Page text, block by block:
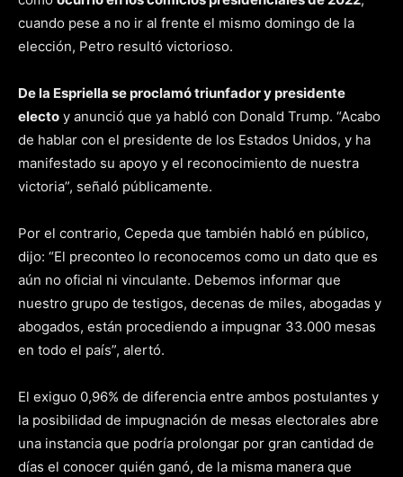
cuando pese a no ir al frente el mismo domingo de la
elección, Petro resultó victorioso.
De la Espriella se proclamó triunfador y presidente
electo y anunció que ya habló con Donald Trump. “Acabo
de hablar con el presidente de los Estados Unidos, y ha
manifestado su apoyo y el reconocimiento de nuestra
victoria”, señaló públicamente.
Por el contrario, Cepeda que también habló en público,
dijo: “El preconteo lo reconocemos como un dato que es
aún no oficial ni vinculante. Debemos informar que
nuestro grupo de testigos, decenas de miles, abogadas y
abogados, están procediendo a impugnar 33.000 mesas
en todo el país”, alertó.
El exiguo 0,96% de diferencia entre ambos postulantes y
la posibilidad de impugnación de mesas electorales abre
una instancia que podría prolongar por gran cantidad de
días el conocer quién ganó, de la misma manera que